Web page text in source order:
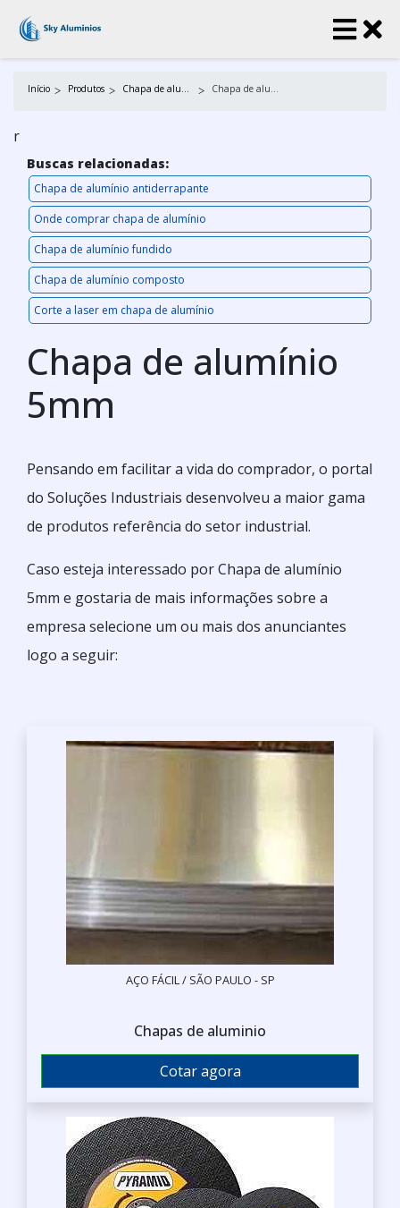
Início Produtos Chapa de alumínio Chapa de alumínio 5mm
r
Buscas relacionadas:
Chapa de alumínio antiderrapante
Onde comprar chapa de alumínio
Chapa de alumínio fundido
Chapa de alumínio composto
Corte a laser em chapa de alumínio
Chapa de alumínio
5mm
Pensando em facilitar a vida do comprador, o portal
do Soluções Industriais desenvolveu a maior gama
de produtos referência do setor industrial.
Caso esteja interessado por Chapa de alumínio
5mm e gostaria de mais informações sobre a
empresa selecione um ou mais dos anunciantes
logo a seguir:
AÇO FÁCIL / SÃO PAULO - SP
Chapas de aluminio
Cotar agora